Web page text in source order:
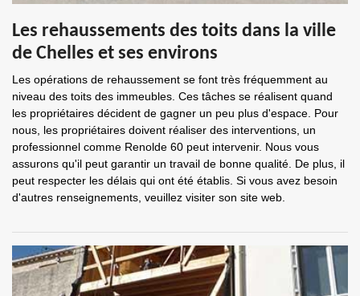
Les rehaussements des toits dans la ville
de Chelles et ses environs
Les opérations de rehaussement se font très fréquemment au
niveau des toits des immeubles. Ces tâches se réalisent quand
les propriétaires décident de gagner un peu plus d'espace. Pour
nous, les propriétaires doivent réaliser des interventions, un
professionnel comme Renolde 60 peut intervenir. Nous vous
assurons qu'il peut garantir un travail de bonne qualité. De plus, il
peut respecter les délais qui ont été établis. Si vous avez besoin
d'autres renseignements, veuillez visiter son site web.